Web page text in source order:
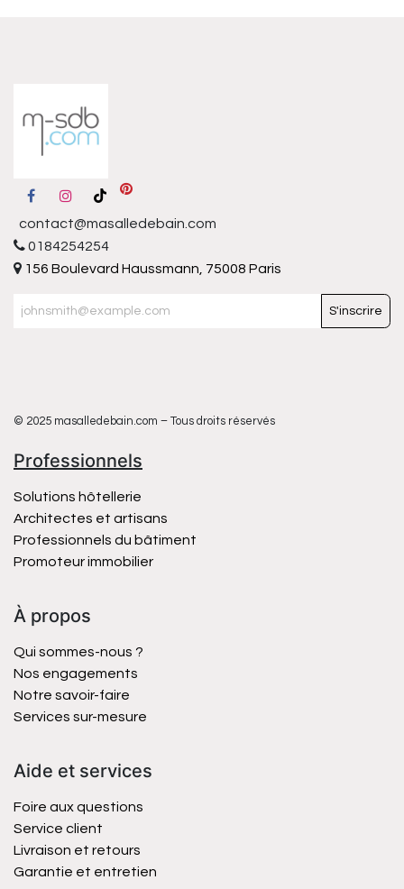
contact@masalledebain.com
0184254254
156 Boulevard Haussmann, 75008 Paris
S'inscrire
© 2025 masalledebain.com – Tous droits réservés
Professionnels
Solutions hôtellerie
Architectes et artisans
Professionnels du bâtiment
Promoteur immobilier
À propos
Qui sommes-nous ?
Nos engagements
Notre savoir-faire
Services sur-mesure
Aide et services
Foire aux questions
Service client
Livraison et retours
Garantie et entretien